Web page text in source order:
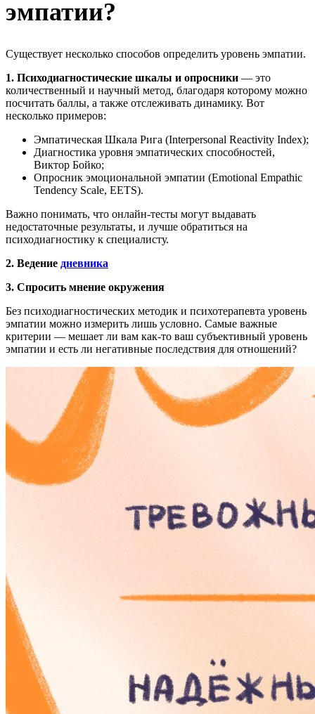
эмпатии?
Существует несколько способов определить уровень эмпатии.
1. Психодиагностические шкалы и опросники — это
количественный и научный метод, благодаря которому можно
посчитать баллы, а также отслеживать динамику. Вот
несколько примеров:
Эмпатическая Шкала Рига (Interpersonal Reactivity Index);
Диагностика уровня эмпатических способностей,
Виктор Бойко;
Опросник эмоциональной эмпатии (Emotional Empathic
Tendency Scale, EETS).
Важно понимать, что онлайн-тесты могут выдавать
недостаточные результаты, и лучше обратиться на
психодиагностику к специалисту.
2. Ведение дневника
3. Спросить мнение окружения
Без психодиагностических методик и психотерапевта уровень
эмпатии можно измерить лишь условно. Самые важные
критерии — мешает ли вам как-то ваш субъективный уровень
эмпатии и есть ли негативные последствия для отношений?